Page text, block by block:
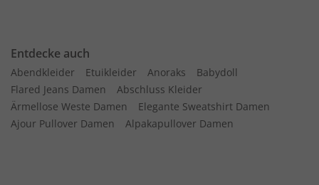
Entdecke auch
Abendkleider Etuikleider Anoraks
Babydoll
Flared Jeans Damen
Abschluss Kleider
Ärmellose Weste Damen
Elegante Sweatshirt Damen
Ajour Pullover Damen
Alpakapullover Damen